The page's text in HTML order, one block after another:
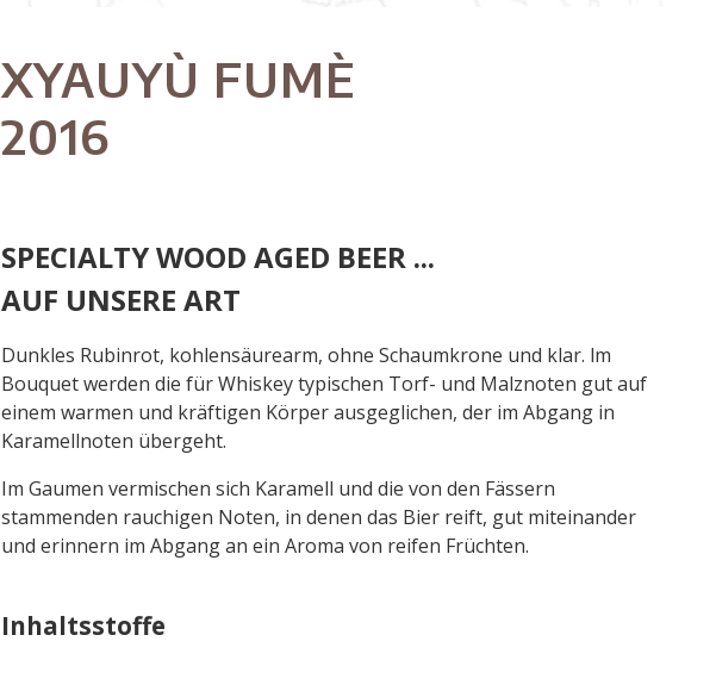
XYAUYÙ FUMÈ
2016
SPECIALTY WOOD AGED BEER ...
AUF UNSERE ART
Dunkles Rubinrot, kohlensäurearm, ohne Schaumkrone und klar. lm
Bouquet werden die für Whiskey typischen Torf- und Malznoten gut auf
einem warmen und kräftigen Körper ausgeglichen, der im Abgang in
Karamellnoten übergeht.
Im Gaumen vermischen sich Karamell und die von den Fässern
stammenden rauchigen Noten, in denen das Bier reift, gut miteinander
und erinnern im Abgang an ein Aroma von reifen Früchten.
Inhaltsstoffe